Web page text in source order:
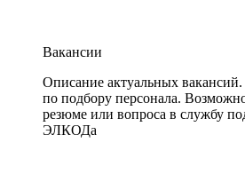
Вакансии
Описание актуальных
по подбору персонала.
резюме или вопроса в службу
ЭЛКОДа